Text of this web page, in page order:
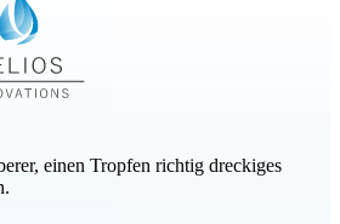
einen Tropfen richtig dreckiges